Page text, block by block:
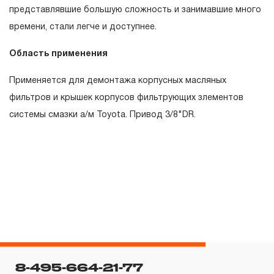
представлявшие большую сложность и занимавшие много
времени, стали легче и доступнее.
Область применения
Применяется для демонтажа корпусных масляных
фильтров и крышек корпусов фильтрующих злементов
системы смазки а/м Toyota. Привод 3/8"DR.
гарантийных обязательств в течение всего периода
проведении технической экспертизы было
2.1 На инструмент, имеющий в своей конструкции
КИНЕМАТИЧЕСКУЮ СХЕМУ (МЕХАНИЗМ)
8-495-664-21-77